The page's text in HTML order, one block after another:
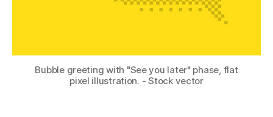
Bubble greeting with "See you later" phase, flat
pixel illustration. - Stock vector